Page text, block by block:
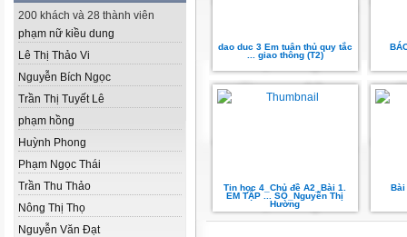
200 khách và 28 thành viên
phạm nữ kiều dung
Lê Thị Thảo Vi
Nguyễn Bích Ngọc
Trần Thị Tuyết Lê
phạm hồng
Huỳnh Phong
Phạm Ngọc Thái
Trần Thu Thảo
Nông Thị Thọ
Nguyễn Văn Đạt
dao duc 3 Em tuân thủ quy tắc
... giao thông (T2)
Tin học 4_Chủ đề A2_Bài 1.
EM TẬP ... SỐ_Nguyễn Thị
Hường
Bài